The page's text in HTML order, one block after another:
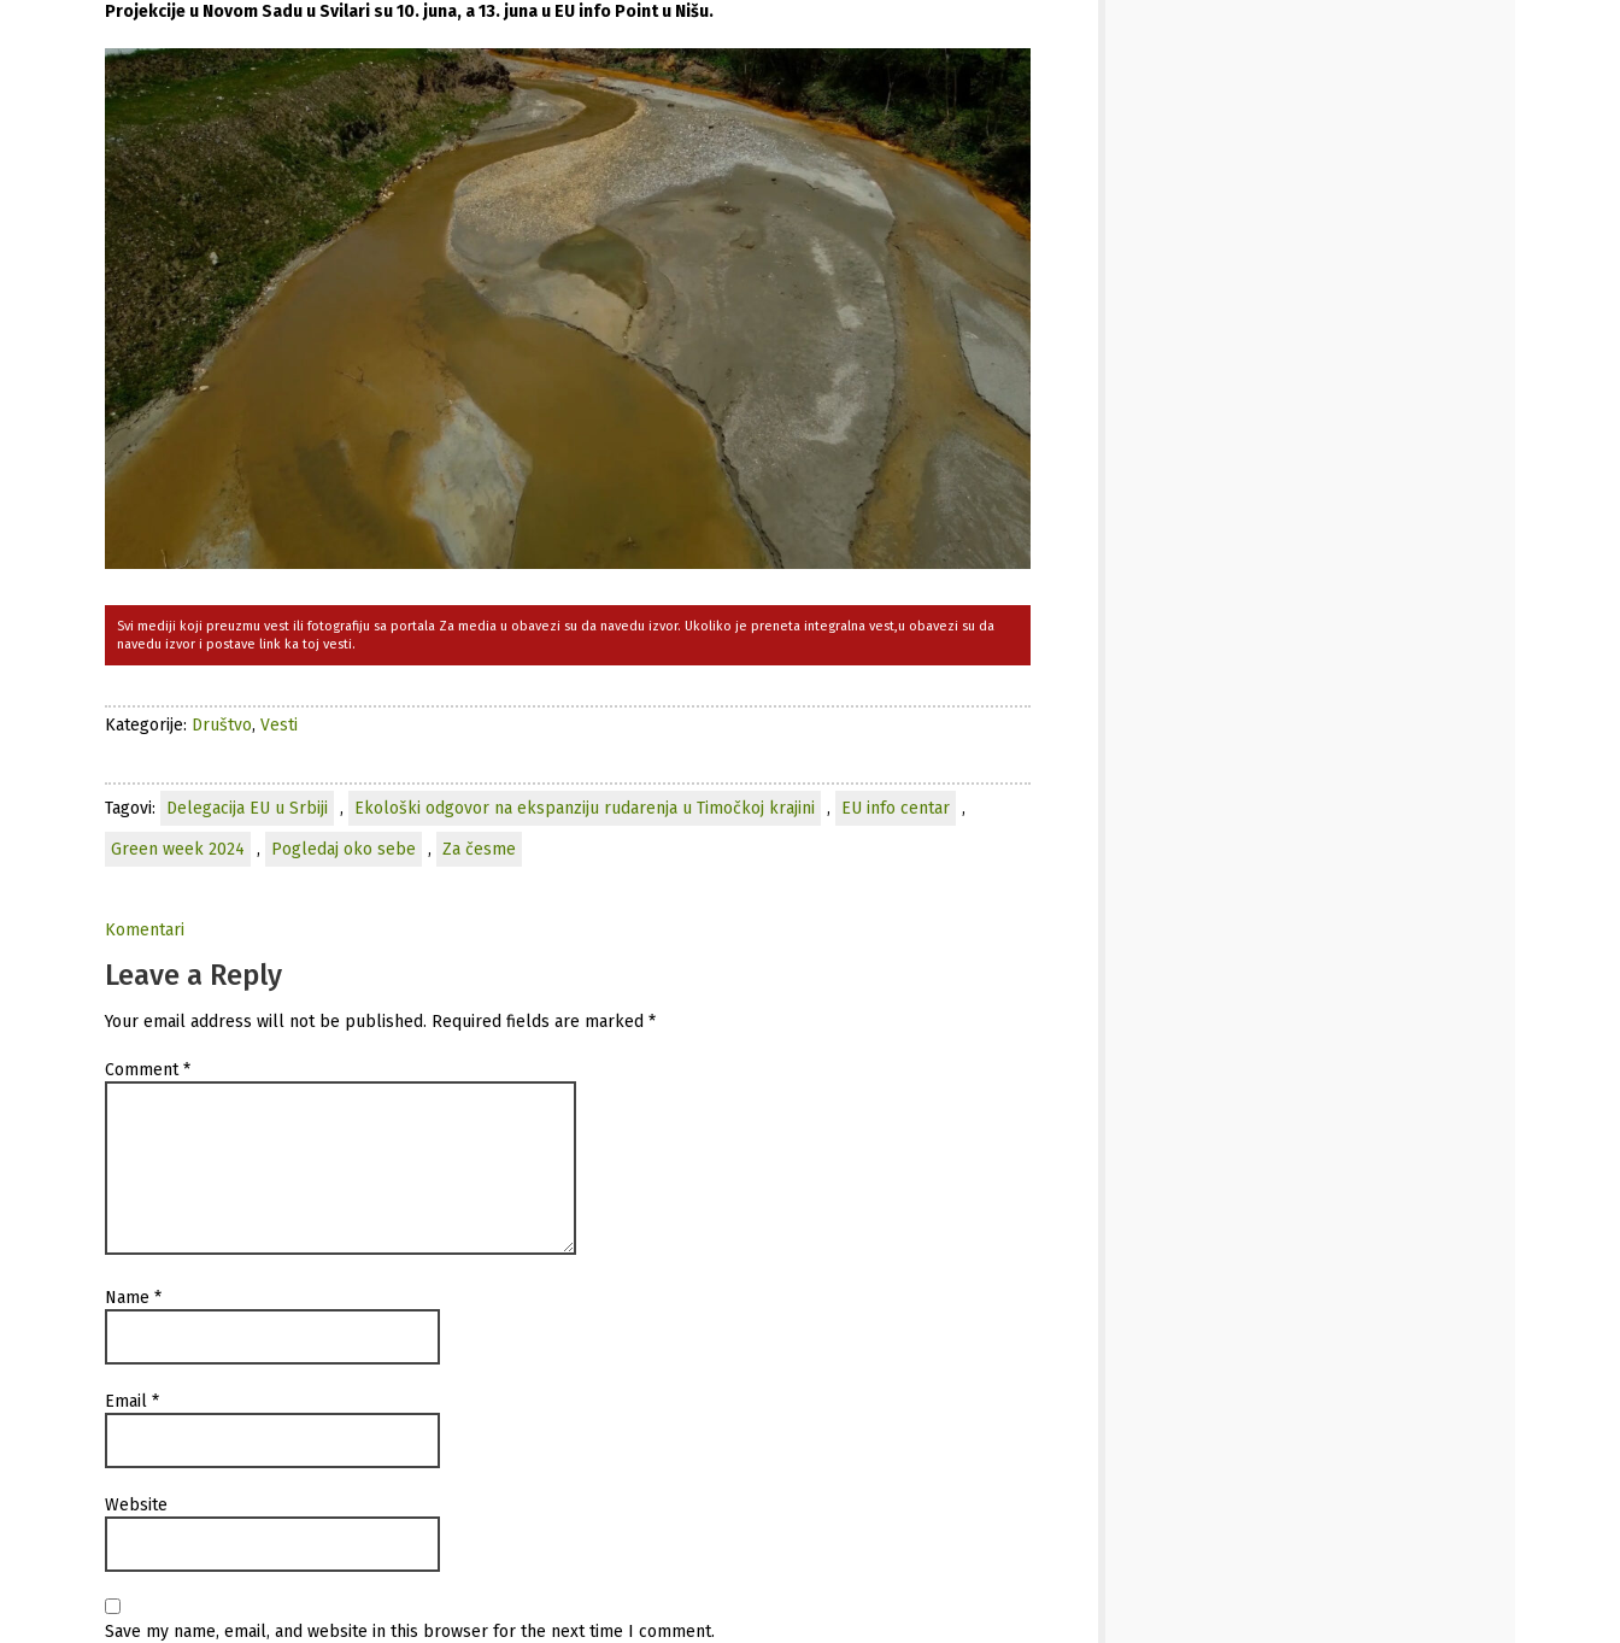
Projekcije u Novom Sadu u Svilari su 10. juna, a 13. juna u EU info Point u Nišu.
Svi mediji koji preuzmu vest ili fotografiju sa portala Za media u obavezi su da navedu izvor. Ukoliko je preneta integralna vest,u obavezi su da
navedu izvor i postave link ka toj vesti.
Kategorije: Društvo, Vesti
Tagovi: Delegacija EU u Srbiji , Ekološki odgovor na ekspanziju rudarenja u Timočkoj krajini , EU info centar ,
Green week 2024
, Pogledaj oko sebe , Za česme
Komentari
Leave a Reply
Your email address will not be published. Required fields are marked *
Comment*
Name *
Email *
Website
Save my name, email, and website in this browser for the next time I comment.